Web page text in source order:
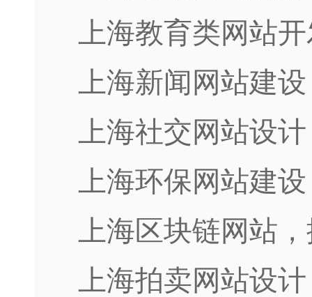
上海教育类网站
上海新闻网站建
上海社交网站设
上海环保网站建
上海区块链网站
上海拍卖网站设